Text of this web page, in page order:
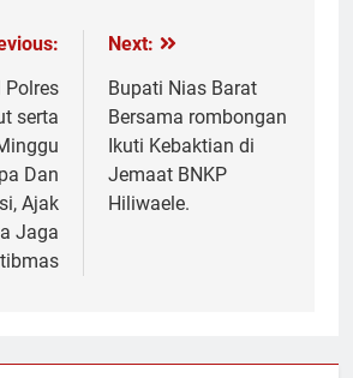
Polres
serta
Dan
Ajak
Jaga
Next:
Bupati Nias Barat
Bersama rombongan
Ikuti Kebaktian di
Jemaat BNKP
Hiliwaele.